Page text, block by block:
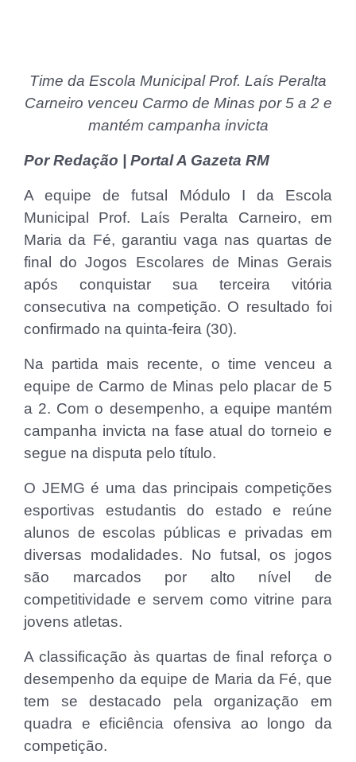
Time da Escola Municipal Prof. Laís Peralta
Carneiro venceu Carmo de Minas por 5 a 2 e
mantém campanha invicta
Por Redação | Portal A Gazeta RM
A equipe de futsal Módulo I da Escola
Municipal Prof. Laís Peralta Carneiro, em
Maria da Fé, garantiu vaga nas quartas de
final do Jogos Escolares de Minas Gerais
após conquistar sua terceira vitória
consecutiva na competição. O resultado foi
confirmado na quinta-feira (30).
Na partida mais recente, o time venceu a
equipe de Carmo de Minas pelo placar de 5
a 2. Com o desempenho, a equipe mantém
campanha invicta na fase atual do torneio e
segue na disputa pelo título.
O JEMG é uma das principais competições
esportivas estudantis do estado e reúne
alunos de escolas públicas e privadas em
diversas modalidades. No futsal, os jogos
são marcados por alto nível de
competitividade e servem como vitrine para
jovens atletas.
A classificação às quartas de final reforça o
desempenho da equipe de Maria da Fé, que
tem se destacado pela organização em
quadra e eficiência ofensiva ao longo da
competição.